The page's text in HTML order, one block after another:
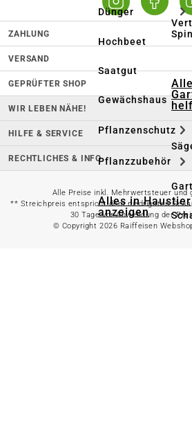
Dünger
Hochbeet
Saatgut
Gewächshaus
Pflanzenschutz
Pflanzzubehör
Alles in Haustier
anzeigen
ZAHLUNG
VERSAND
GEPRÜFTER SHOP
WIR LEBEN NÄHE!
HILFE & SERVICE
RECHTLICHES & INFO
Alle Preise inkl. Mehrwertsteuer und
** Streichpreis entspricht dem niedrigsten
30 Tage vor Anwendung der
© Copyright 2026 Raiffeisen